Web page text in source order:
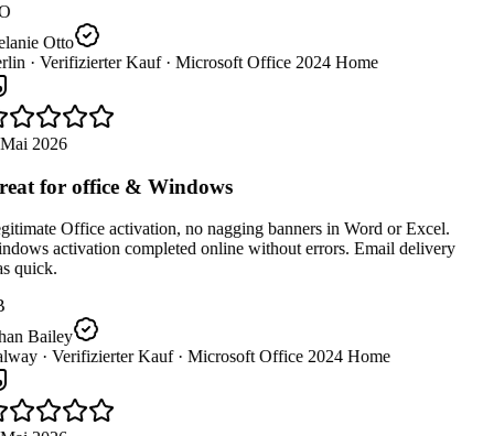
Otto
· Verifizierter Kauf · Microsoft Office 2024 Home
2026
for office & Windows
Office activation, no nagging banners in Word or Excel.
activation completed online without errors. Email delivery
quick.
Bailey
· Verifizierter Kauf · Microsoft Office 2024 Home